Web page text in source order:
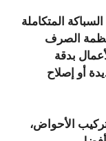
المتكاملة
الصرف
بدقة
أو إصلاح
الأحواض،